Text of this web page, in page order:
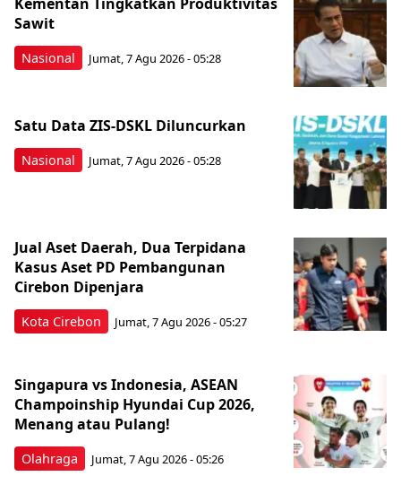
Nasional
Sawit
Jumat, 7 Agu 2026 - 05:28
Nasional
Satu Data ZIS-DSKL Diluncurkan
Jumat, 7 Agu 2026 - 05:28
Kota Cirebon
Jual Aset Daerah, Dua Terpidana
Kasus Aset PD Pembangunan
Cirebon Dipenjara
Jumat, 7 Agu 2026 - 05:27
Olahraga
Singapura vs Indonesia, ASEAN
Champoinship Hyundai Cup 2026,
Menang atau Pulang!
Jumat, 7 Agu 2026 - 05:26